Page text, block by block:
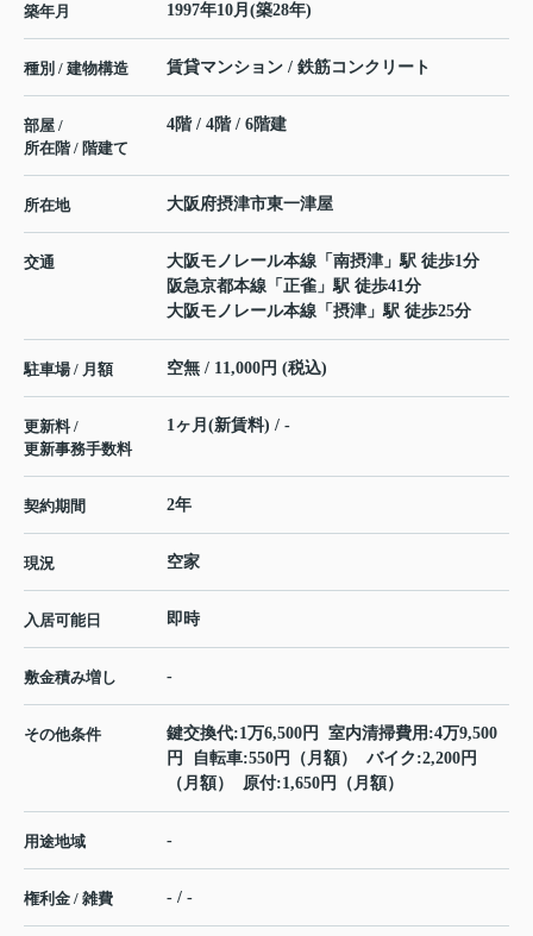
築年月 1997年10月(築28年)
種別 / 建物構造 賃貸マンション / 鉄筋コンクリート
部屋 /
所在階 / 階建て
4階 / 4階 / 6階建
所在地 大阪府摂津市東一津屋
交通 大阪モノレール本線 「 南摂津 」駅 徒歩1分
阪急京都本線 「 正雀 」駅 徒歩41分
大阪モノレール本線 「 摂津 」駅 徒歩25分
駐車場 / 月額 空無 / 11,000円 (税込)
更新料 /
更新事務手数料
1ヶ月(新賃料) / -
契約期間 2年
現況 空家
入居可能日 即時
敷金積み増し -
その他条件
鍵交換代:1万6,500円 室内清掃費用:4万9,500
円 自転車:550円（月額） バイク:2,200円
（月額） 原付:1,650円（月額）
用途地域 -
権利金 / 雑費 - / -